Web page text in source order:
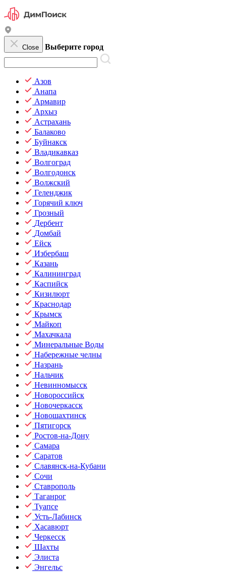
Close Выберите город
Азов
Анапа
Армавир
Архыз
Астрахань
Балаково
Буйнакск
Владикавказ
Волгоград
Волгодонск
Волжский
Геленджик
Горячий ключ
Грозный
Дербент
Домбай
Ейск
Избербаш
Казань
Калининград
Каспийск
Кизилюрт
Краснодар
Крымск
Майкоп
Махачкала
Минеральные Воды
Набережные челны
Назрань
Нальчик
Невинномысск
Новороссийск
Новочеркасск
Новошахтинск
Пятигорск
Ростов-на-Дону
Самара
Саратов
Славянск-на-Кубани
Сочи
Ставрополь
Таганрог
Туапсе
Усть-Лабинск
Хасавюрт
Черкесск
Шахты
Элиста
Энгельс